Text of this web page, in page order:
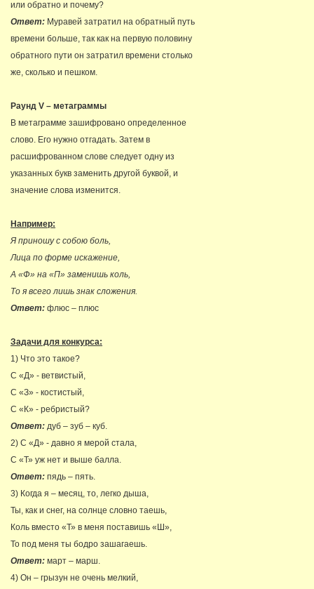
или обратно и почему?
Ответ: Муравей затратил на обратный путь
времени больше, так как на первую половину
обратного пути он затратил времени столько
же, сколько и пешком.
Раунд V – метаграммы
В метаграмме зашифровано определенное
слово. Его нужно отгадать. Затем в
расшифрованном слове следует одну из
указанных букв заменить другой буквой, и
значение слова изменится.
Например:
Я приношу с собою боль,
Лица по форме искажение,
А «Ф» на «П» заменишь коль,
То я всего лишь знак сложения.
Ответ: флюс – плюс
Задачи для конкурса:
1) Что это такое?
С «Д» - ветвистый,
С «З» - костистый,
С «К» - ребристый?
Ответ: дуб – зуб – куб.
2) С «Д» - давно я мерой стала,
С «Т» уж нет и выше балла.
Ответ: пядь – пять.
3) Когда я – месяц, то, легко дыша,
Ты, как и снег, на солнце словно таешь,
Коль вместо «Т» в меня поставишь «Ш»,
То под меня ты бодро зашагаешь.
Ответ: март – марш.
4) Он – грызун не очень мелкий,